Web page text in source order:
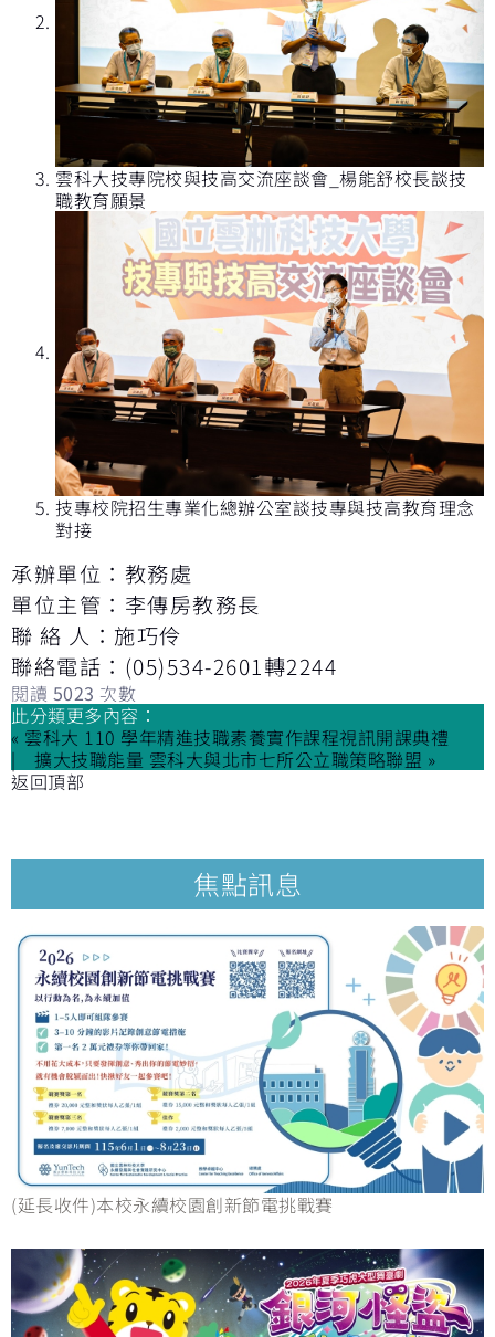
雲科大技專院校與技高交流座談會_楊能舒校長談技
職教育願景
技專校院招生專業化總辦公室談技專與技高教育理念
對接
承辦單位：教務處
單位主管：李傳房教務長
聯 絡 人：施巧伶
聯絡電話：(05)534-2601轉2244
閱讀 5023 次數
此分類更多內容：
« 雲科大 110 學年精進技職素養實作課程視訊開課典禮
擴大技職能量 雲科大與北市七所公立職策略聯盟 »
返回頂部
焦點訊息
(延長收件)本校永續校園創新節電挑戰賽